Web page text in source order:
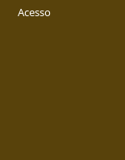
Acesso